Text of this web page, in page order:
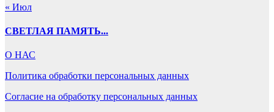
« Июл
СВЕТЛАЯ ПАМЯТЬ...
О НАС
Политика обработки персональных данных
Согласие на обработку персональных данных